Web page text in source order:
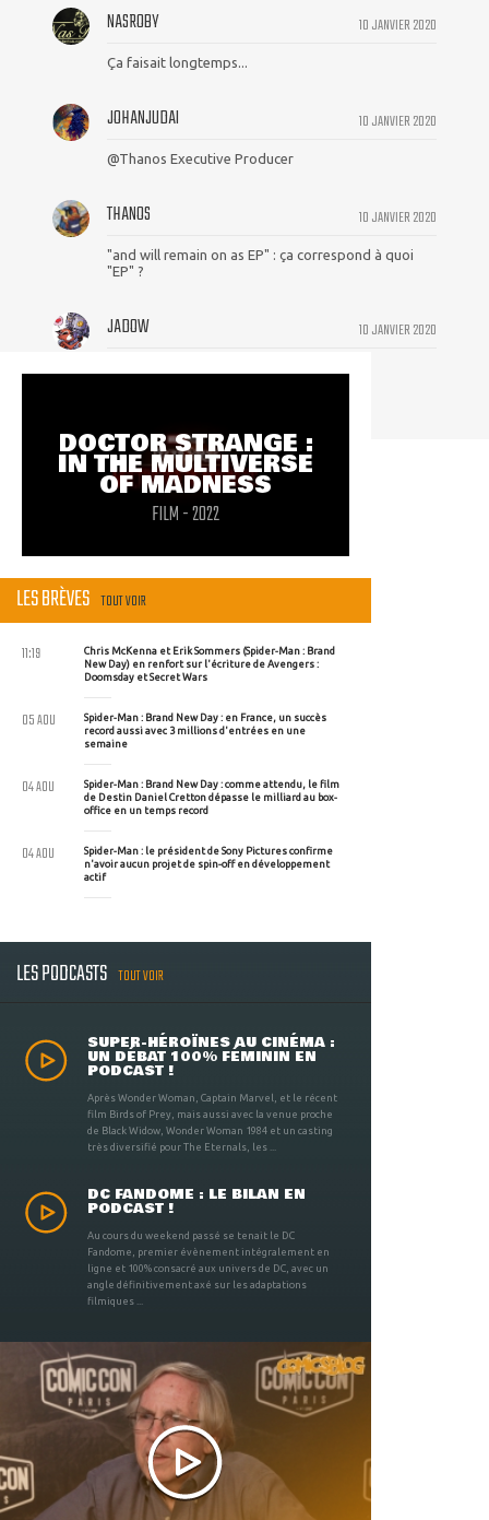
10 JANVIER 2020
NASROBY
Ça faisait longtemps...
10 JANVIER 2020
JOHANJUDAI
@Thanos Executive Producer
10 JANVIER 2020
THANOS
"and will remain on as EP" : ça correspond à quoi
"EP" ?
10 JANVIER 2020
JADOW
DOCTOR STRANGE :
IN THE MULTIVERSE
OF MADNESS
FILM - 2022
LES BRÈVES TOUT VOIR
Chris McKenna et Erik Sommers (Spider-Man : Brand
New Day) en renfort sur l'écriture de Avengers :
Doomsday et Secret Wars
11:19
Spider-Man : Brand New Day : en France, un succès
record aussi avec 3 millions d'entrées en une
semaine
05 AOU
Spider-Man : Brand New Day : comme attendu, le film
de Destin Daniel Cretton dépasse le milliard au box-
office en un temps record
04 AOU
Spider-Man : le président de Sony Pictures confirme
n'avoir aucun projet de spin-off en développement
actif
04 AOU
LES PODCASTS TOUT VOIR
SUPER-HÉROÏNES AU CINÉMA :
UN DÉBAT 100% FÉMININ EN
PODCAST !
Après Wonder Woman, Captain Marvel, et le récent
film Birds of Prey, mais aussi avec la venue proche
de Black Widow, Wonder Woman 1984 et un casting
très diversifié pour The Eternals, les ...
DC FANDOME : LE BILAN EN
PODCAST !
Au cours du weekend passé se tenait le DC
Fandome, premier évènement intégralement en
ligne et 100% consacré aux univers de DC, avec un
angle définitivement axé sur les adaptations
filmiques ...